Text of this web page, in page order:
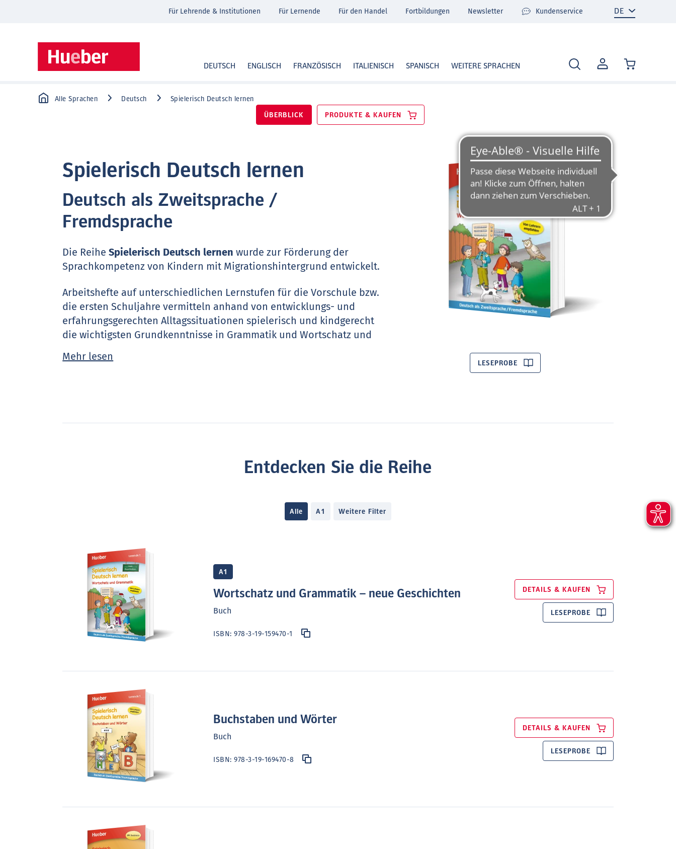
MEIN
KONTO
DEUTSCH ENGLISCH FRANZÖSISCH ITALIENISCH SPANISCH WEITERE SPRACHEN
Für Lehrende & Institutionen Für Lernende Für den Handel Fortbildungen Newsletter Kundenservice
Alle Sprachen Deutsch Spielerisch Deutsch lernen
ÜBERBLICK PRODUKTE & KAUFEN
LESEPROBE
Spielerisch Deutsch lernen
Deutsch als Zweitsprache /
Fremdsprache
Die ReiheSpielerisch Deutsch lernen wurde zur Förderung der
Sprachkompetenz von Kindern mit Migrationshintergrund entwickelt.
Arbeitshefte auf unterschiedlichen Lernstufen für die Vorschule bzw.
die ersten Schuljahre vermitteln anhand von entwicklungs- und
erfahrungsgerechten Alltagssituationen spielerisch und kindgerecht
die wichtigsten Grundkenntnisse in Grammatik und Wortschatz und
helfen so die sprachlichen Defizite der Kinder auszugleichen.
Mehr lesen
Entdecken Sie die Reihe
Alle A1 Weitere Filter
A1
Wortschatz und Grammatik – neue Geschichten
Buch
ISBN:978-3-19-159470-1
DETAILS & KAUFEN
LESEPROBE
Buchstaben und Wörter
Buch
ISBN:978-3-19-169470-8
DETAILS & KAUFEN
LESEPROBE